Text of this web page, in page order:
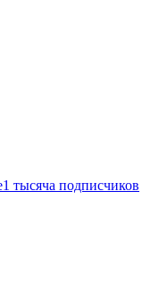
1 тысяча подписчиков